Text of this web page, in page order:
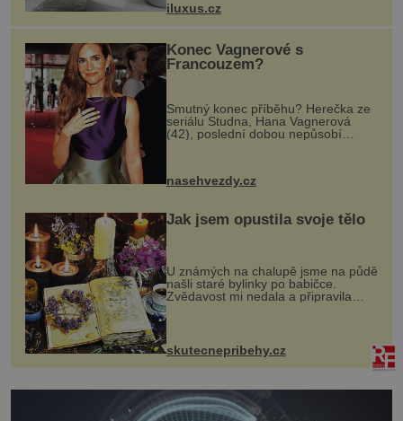
dnes umož...
iluxus.cz
Konec Vagnerové s
Francouzem?
Smutný konec příběhu? Herečka ze
seriálu Studna, Hana Vagnerová
(42), poslední dobou nepůsobí
nasehvezdy.cz
Jak jsem opustila svoje tělo
U známých na chalupě jsme na půdě
našli staré bylinky po babičce.
Zvědavost mi nedala a připravila
jsem si z nich lektvar… Zimní pobyt
na chalupě se pro mě vlastní vinou
změnil v děsivý zážitek, na kt...
skutecnepribehy.cz